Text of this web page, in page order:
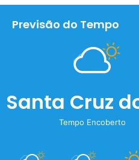
Previsão do Tempo
Santa Cruz
Tempo Encoberto